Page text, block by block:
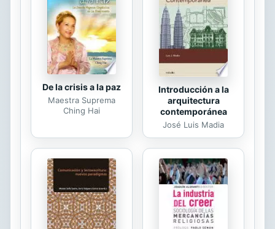
abierto para recibir energía desde tu
interior y el de los demás. Cuando
estamos en contacto con nuestro yo
interior, podemos mantenernos
equilibrados, de modo que todas las
cosas se vuelven...
De la crisis a la paz
Maestra Suprema
Ching Hai
Introducción a la
arquitectura
contemporánea
José Luis Madia